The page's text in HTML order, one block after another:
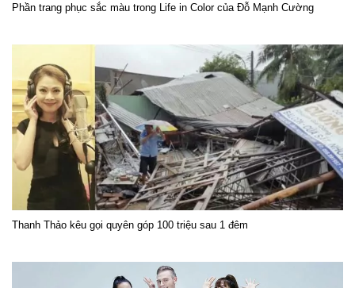
Phần trang phục sắc màu trong Life in Color của Đỗ Mạnh Cường
Thanh Thảo kêu gọi quyên góp 100 triệu sau 1 đêm